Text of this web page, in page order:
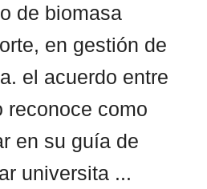
de biomasa
en gestión de
el acuerdo entre
reconoce como
en su guía de
universita ...